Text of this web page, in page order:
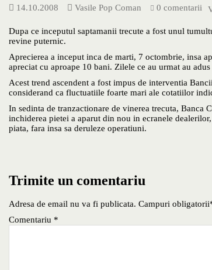
14.10.2008 Vasile Pop Coman 0 comentarii
Dupa ce inceputul saptamanii trecute a fost unul
revine puternic.
Aprecierea a inceput inca de marti, 7 octombrie, insa
apreciat cu aproape 10 bani. Zilele ce au urmat au
Acest trend ascendent a fost impus de interventia
considerand ca fluctuatiile foarte mari ale cotatiilor
In sedinta de tranzactionare de vinerea trecuta,
inchiderea pietei a aparut din nou in ecranele
piata, fara insa sa deruleze operatiuni.
Trimite un comentariu
Adresa de email nu va fi publicata. Campuri
Comentariu *